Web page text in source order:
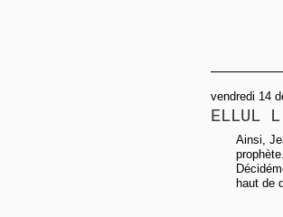
vendredi 14
ELLUL
Ainsi,
haut de